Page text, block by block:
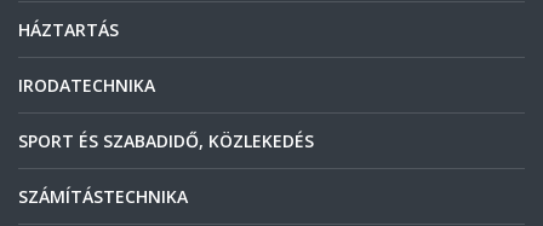
HÁZTARTÁS
IRODATECHNIKA
SPORT ÉS SZABADIDŐ, KÖZLEKEDÉS
SZÁMÍTÁSTECHNIKA